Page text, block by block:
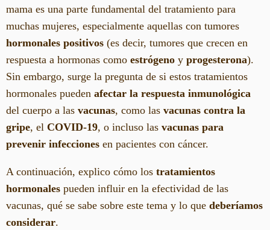
mama es una parte fundamental del tratamiento para
muchas mujeres, especialmente aquellas con tumores
hormonales positivos (es decir, tumores que crecen en
respuesta a hormonas como estrógeno y progesterona).
Sin embargo, surge la pregunta de si estos tratamientos
hormonales pueden afectar la respuesta inmunológica
del cuerpo a las vacunas, como las vacunas contra la
gripe, el COVID-19, o incluso las vacunas para
prevenir infecciones en pacientes con cáncer.
A continuación, explico cómo los tratamientos
hormonales pueden influir en la efectividad de las
vacunas, qué se sabe sobre este tema y lo que deberíamos
considerar.